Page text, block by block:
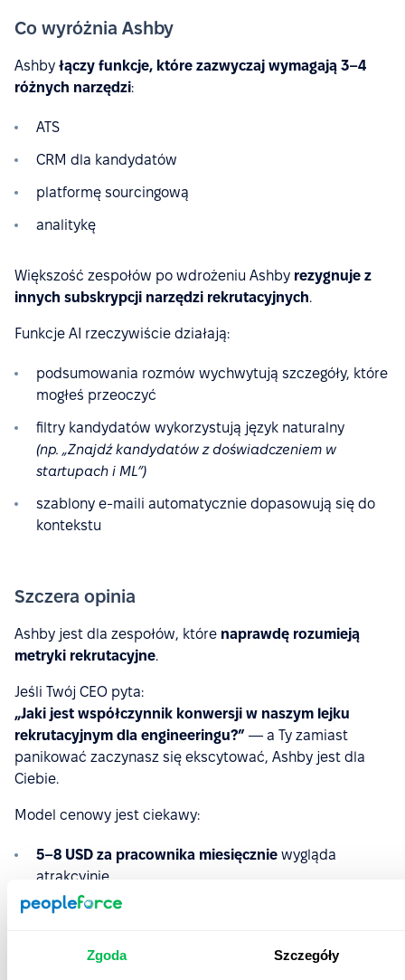
Zgoda Szczegóły
Co wyróżnia Ashby
Ashby łączy funkcje, które zazwyczaj wymagają 3–4
różnych narzędzi:
ATS
CRM dla kandydatów
platformę sourcingową
analitykę
Większość zespołów po wdrożeniu Ashby rezygnuje z
innych subskrypcji narzędzi rekrutacyjnych.
Funkcje AI rzeczywiście działają:
podsumowania rozmów wychwytują szczegóły, które
mogłeś przeoczyć
filtry kandydatów wykorzystują język naturalny
(np. „Znajdź kandydatów z doświadczeniem w
startupach i ML”)
szablony e-maili automatycznie dopasowują się do
kontekstu
Szczera opinia
Ashby jest dla zespołów, które naprawdę rozumieją
metryki rekrutacyjne.
Jeśli Twój CEO pyta:
„Jaki jest współczynnik konwersji w naszym lejku
rekrutacyjnym dla engineeringu?” — a Ty zamiast
panikować zaczynasz się ekscytować, Ashby jest dla
Ciebie.
Model cenowy jest ciekawy:
5–8 USD za pracownika miesięcznie wygląda
atrakcyjnie
ale dostęp„Elevated” (800 USD rocznie za